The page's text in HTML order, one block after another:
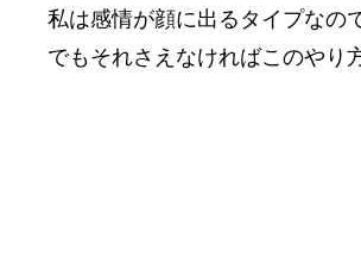
私は感情が顔に出るタイプなの
でもそれさえなければこのやり